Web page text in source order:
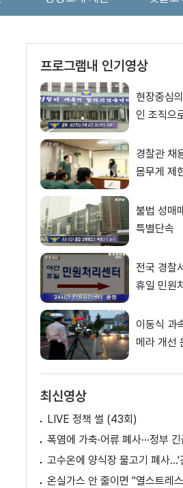
프로그램내 인기영상
현장중심
인 조직으
경찰관 채
몸무게 제
불법 성매
특별단속
전국 경찰
휴일 민원
이동식 과
메라 개선
최신영상
LIVE 정책 썰 (43회)